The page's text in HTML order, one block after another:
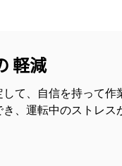
軽減
て、自信を持って作
、運転中のストレス